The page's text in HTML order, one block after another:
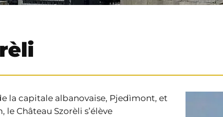
la capitale albanovaise, Pjedìmont, et
Château Szorèli s’élève